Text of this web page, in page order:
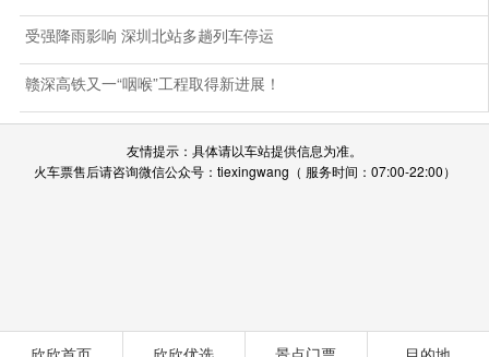
受强降雨影响 深圳北站多趟列车停运
赣深高铁又一“咽喉”工程取得新进展！
友情提示：具体请以车站提供信息为准。
火车票售后请咨询微信公众号：tiexingwang（ 服务时间：07:00-22:00）